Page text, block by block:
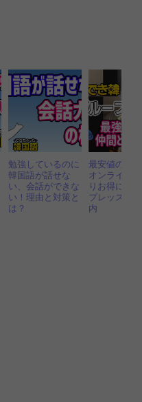
勉強しているのに
韓国語が話せな
い、会話ができな
い！理由と対策と
は？
最安値の「
オンライン
りお得に！
プレッスン
内